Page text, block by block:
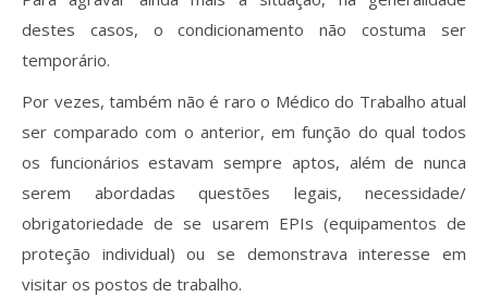
destes casos, o condicionamento não costuma ser
temporário.
Por vezes, também não é raro o Médico do Trabalho atual
ser comparado com o anterior, em função do qual todos
os funcionários estavam sempre aptos, além de nunca
serem abordadas questões legais, necessidade/
obrigatoriedade de se usarem EPIs (equipamentos de
proteção individual) ou se demonstrava interesse em
visitar os postos de trabalho.